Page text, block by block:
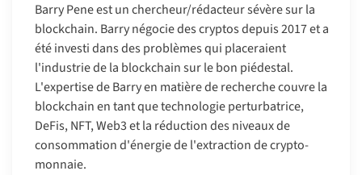
Barry Pene est un chercheur/rédacteur sévère sur la
blockchain. Barry négocie des cryptos depuis 2017 et a
été investi dans des problèmes qui placeraient
l'industrie de la blockchain sur le bon piédestal.
L'expertise de Barry en matière de recherche couvre la
blockchain en tant que technologie perturbatrice,
DeFis, NFT, Web3 et la réduction des niveaux de
consommation d'énergie de l'extraction de crypto-
monnaie.